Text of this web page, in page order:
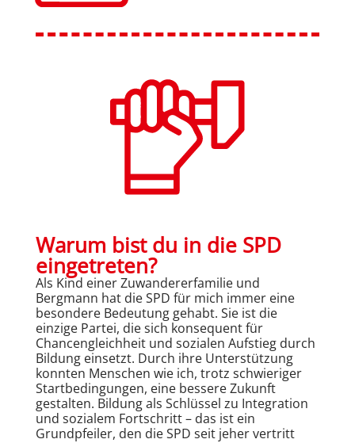
Warum bist du in die SPD
eingetreten?
Als Kind einer Zuwandererfamilie und
Bergmann hat die SPD für mich immer eine
besondere Bedeutung gehabt. Sie ist die
einzige Partei, die sich konsequent für
Chancengleichheit und sozialen Aufstieg durch
Bildung einsetzt. Durch ihre Unterstützung
konnten Menschen wie ich, trotz schwieriger
Startbedingungen, eine bessere Zukunft
gestalten. Bildung als Schlüssel zu Integration
und sozialem Fortschritt – das ist ein
Grundpfeiler, den die SPD seit jeher vertritt